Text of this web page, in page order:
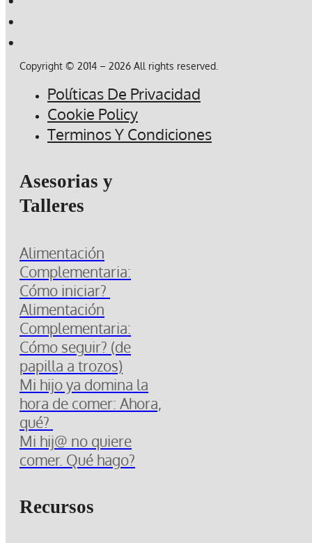
Copyright © 2014 – 2026 All rights reserved.
Políticas De Privacidad
Cookie Policy
Terminos Y Condiciones
Asesorias y
Talleres
Alimentación
Complementaria:
Cómo iniciar?
Alimentación
Complementaria:
Cómo seguir? (de
papilla a trozos)
Mi hijo ya domina la
hora de comer: Ahora,
qué?
Mi hij@ no quiere
comer. Qué hago?
Recursos